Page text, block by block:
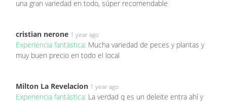
una gran variedad en todo, súper recomendable
cristian nerone 1 year ago
Experiencia fantástica: Mucha variedad de peces y plantas y
muy buen precio en todo el local
Milton La Revelacion 1 year ago
Experiencia fantástica: La verdad q es un deleite entra ahí y